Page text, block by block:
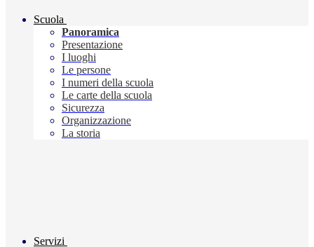
Scuola
Panoramica
Presentazione
I luoghi
Le persone
I numeri della scuola
Le carte della scuola
Sicurezza
Organizzazione
La storia
Servizi